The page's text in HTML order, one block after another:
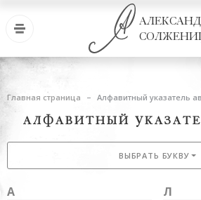
Главная страница Алфавитный указатель
АЛФАВИТНЫЙ
ВЫБРАТЬ БУКВУ
А Л